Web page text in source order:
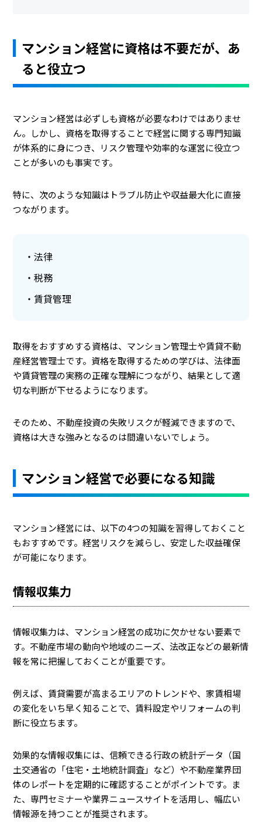
マンション経営に資格は不要だが、あ
ると役立つ
マンション経営は必ずしも資格が必要なわけではありませ
ん。しかし、資格を取得することで経営に関する専門知識
が体系的に身につき、リスク管理や効率的な運営に役立つ
ことが多いのも事実です。
特に、次のような知識はトラブル防止や収益最大化に直接
つながります。
法律
税務
賃貸管理
取得をおすすめする資格は、マンション管理士や賃貸不動
産経営管理士です。資格を取得するための学びは、法律面
や賃貸管理の実務の正確な理解につながり、結果として適
切な判断が下せるようになります。
そのため、不動産投資の失敗リスクが軽減できますので、
資格は大きな強みとなるのは間違いないでしょう。
マンション経営で必要になる知識
マンション経営には、以下の4つの知識を習得しておくこと
もおすすめです。経営リスクを減らし、安定した収益確保
が可能になります。
情報収集力
情報収集力は、マンション経営の成功に欠かせない要素で
す。不動産市場の動向や地域のニーズ、法改正などの最新情
報を常に把握しておくことが重要です。
例えば、賃貸需要が高まるエリアのトレンドや、家賃相場
の変化をいち早く知ることで、賃料設定やリフォームの判
断に役立ちます。
効果的な情報収集には、信頼できる行政の統計データ（国
土交通省の「住宅・土地統計調査」など）や不動産業界団
体のレポートを定期的に確認することがポイントです。ま
た、専門セミナーや業界ニュースサイトを活用し、幅広い
情報源を持つことが推奨されます。